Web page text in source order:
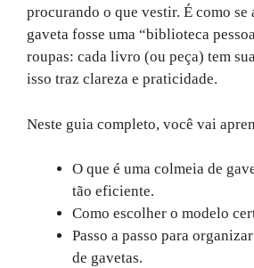
procurando o que vestir. É como se
gaveta fosse uma “biblioteca
roupas: cada livro (ou peça) tem
isso traz clareza e praticidade.
Neste guia completo, você vai
O que é uma colmeia de
tão eficiente.
Como escolher o modelo
Passo a passo para
de gavetas.